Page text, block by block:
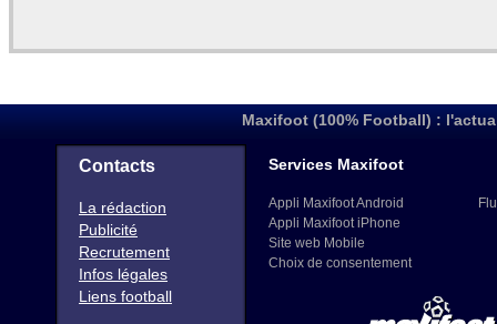
Maxifoot (100% Football) :
Contacts
La rédaction
Publicité
Recrutement
Infos légales
Liens football
Services Maxifoot
Appli Maxifoot Android
Appli Maxifoot iPhone
Site web Mobile
Choix de consentement